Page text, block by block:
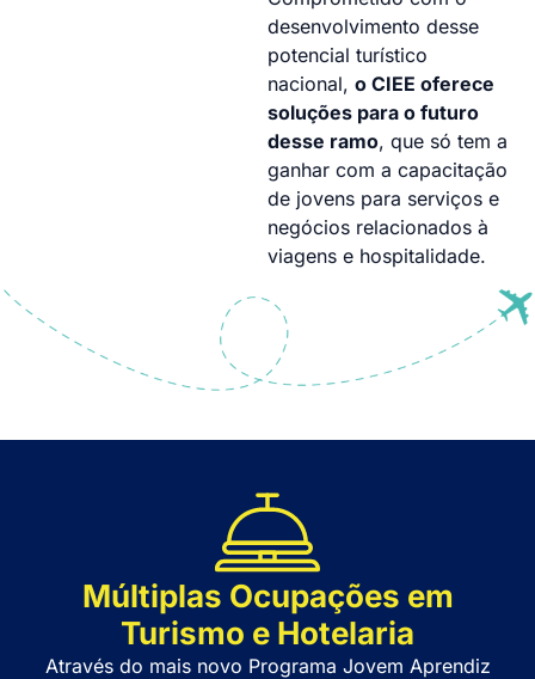
desenvolvimento desse
potencial turístico
nacional, o CIEE oferece
soluções para o futuro
desse ramo, que só tem a
ganhar com a capacitação
de jovens para serviços e
negócios relacionados à
viagens e hospitalidade.
Múltiplas Ocupações em
Turismo e Hotelaria
Através do mais novo Programa Jovem Aprendiz